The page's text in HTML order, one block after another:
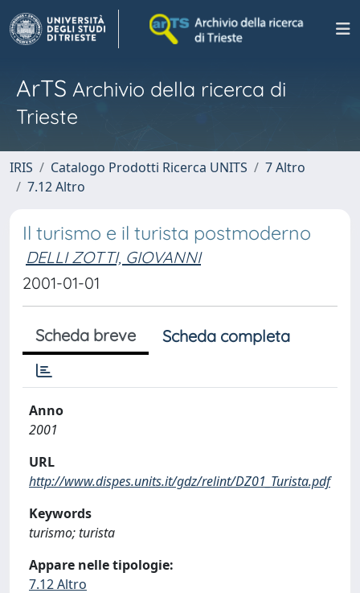
ArTS Archivio della ricerca di
Trieste
IRIS Catalogo Prodotti Ricerca UNITS
7 Altro
7.12 Altro
Il turismo e il turista postmoderno
DELLI ZOTTI, GIOVANNI
2001-01-01
Scheda breve Scheda completa
Anno
2001
URL
http://www.dispes.units.it/gdz/relint/DZ01_Turista.pdf
Keywords
turismo; turista
Appare nelle tipologie:
7.12 Altro